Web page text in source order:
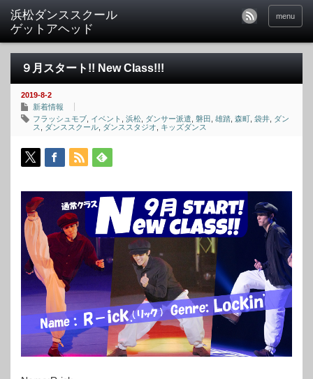
menu
９月スタート!! New Class!!!
2019-8-2
新着情報
フラッシュモブ イベント 浜松 ダンサー派遣 磐田 雄踏 森町 袋井 ダン
ス
ダンススクール ダンススタジオ キッズダンス